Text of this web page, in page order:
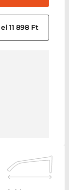
el 11 898 Ft